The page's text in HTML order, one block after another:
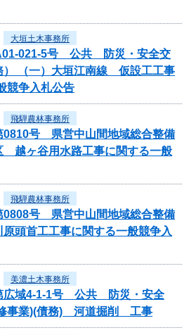
大垣土木事務所
021-5号 公共 防災・安全交
） （一）大垣江南線 仮設工工事
競争入札公告
飛騨農林事務所
0810号 県営中山間地域総合整備
越ヶ谷用水路工事に関する一般
飛騨農林事務所
0808号 県営中山間地域総合整備
首工工事に関する一般競争入
美濃土木事務所
広域4-1-1号 公共 防災・安全
事業)(債務) 河道掘削 工事